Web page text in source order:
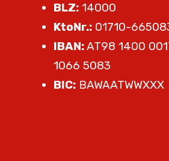
BLZ: 14000
KtoNr.: 01710-
IBAN:AT98 1400
1066 5083
BIC: BAWAATWWXXX